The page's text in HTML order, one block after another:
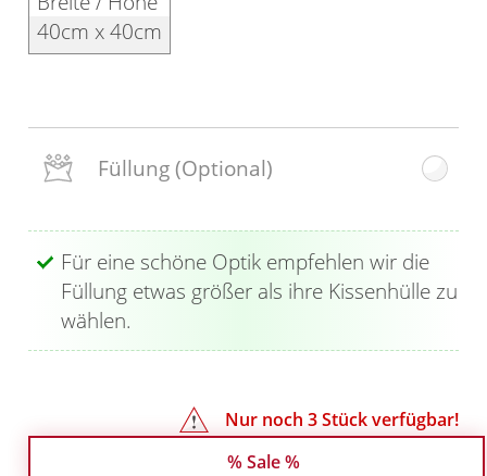
40cm x 40cm
Füllung(Optional)
Für eine schöne Optik empfehlen wir die
Füllung etwas größer als ihre Kissenhülle zu
wählen.
Nur noch 3Stück verfügbar!
% Sale %